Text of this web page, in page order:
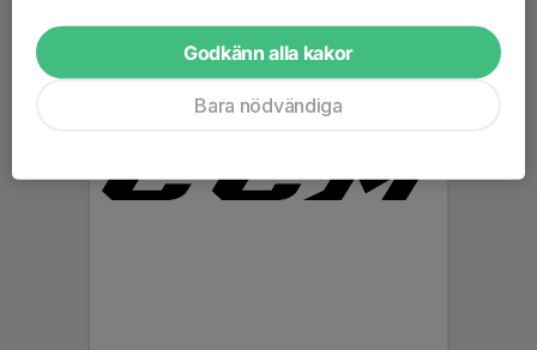
Godkänn alla kakor
Bara nödvändiga